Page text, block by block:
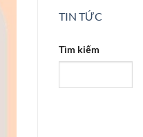
TIN TỨC
Tìm kiếm